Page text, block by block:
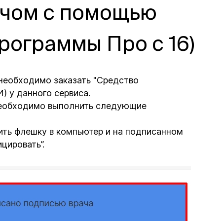
с помощью
Про с 16)
заказать "Средство
у данного сервиса.
выполнить следующие
флешку в компьютер и на подписанном